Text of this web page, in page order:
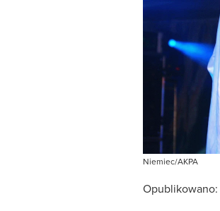
Niemiec/AKPA
Opublikowano: